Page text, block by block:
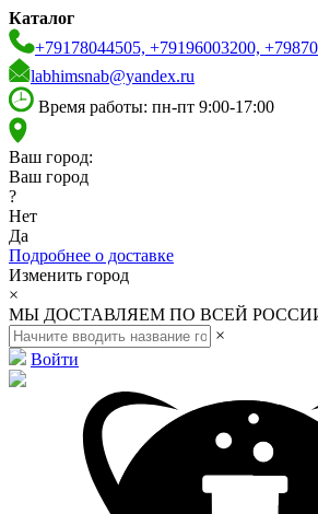
Каталог
+79178044505, +79196003200,
labhimsnab@yandex.ru
Время работы: пн-пт 9:00-17:00
Ваш город:
Ваш город
?
Нет
Да
Подробнее о доставке
Изменить город
×
МЫ ДОСТАВЛЯЕМ ПО ВСЕЙ
×
Войти